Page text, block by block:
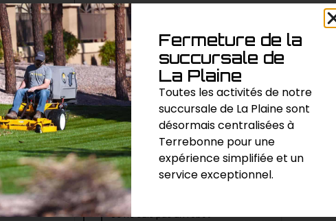
« * » indique les champs nécessaires
CAPTCHA
Fermeture de la
succursale de
La Plaine
Toutes les activités de notre
succursale de La Plaine sont
désormais centralisées à
Terrebonne pour une
expérience simplifiée et un
service exceptionnel.